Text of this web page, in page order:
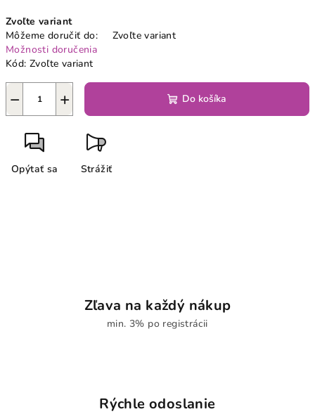
cena:
Zvoľte variant
Môžeme doručiť do:
Zvoľte variant
Možnosti doručenia
Kód: Zvoľte variant
+
− Do košíka
Opýtať sa Strážiť
Zľava na každý nákup
min. 3% po registrácii
Rýchle odoslanie